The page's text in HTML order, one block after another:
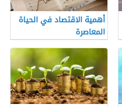
أهمية الاقتصاد في الحياة
المعاصرة